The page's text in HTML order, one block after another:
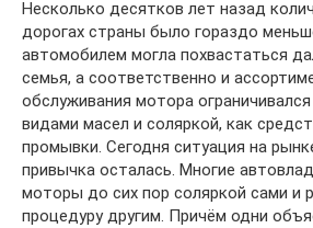
Несколько десятков лет назад
дорогах страны было гораздо
автомобилем могла похвастаться
семья, а соответственно и
обслуживания мотора
видами масел и соляркой, как
промывки. Сегодня ситуация на
привычка осталась. Многие
моторы до сих пор соляркой сами и
процедуру другим. Причём одни